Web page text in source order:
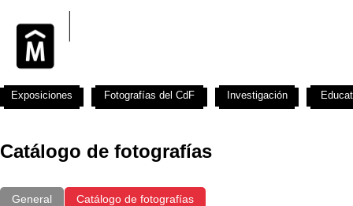
Catálogo de fotografías
General Catálogo de fotografías
Exposiciones Fotografías del CdF Investigación